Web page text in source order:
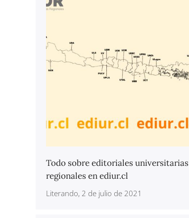
Todo sobre editoriales universitarias
regionales en ediur.cl
Literando, 2 de julio de 2021